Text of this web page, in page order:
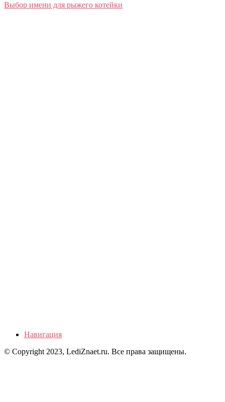
Выбор имени для рыжего котейки
Навигация
© Copyright 2023, LediZnaet.ru. Все права защищены.